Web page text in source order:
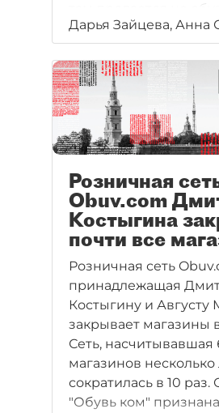
а сладости.
Дарья Зайцева, Анна
Розничная
Obuv.com
Костыгина
почти все
Розничная сеть
принадлежащая
Костыгину и Августу
закрывает магазины
Сеть, насчитывавшая
магазинов несколько
сократилась в 10
"Обувь ком" признана